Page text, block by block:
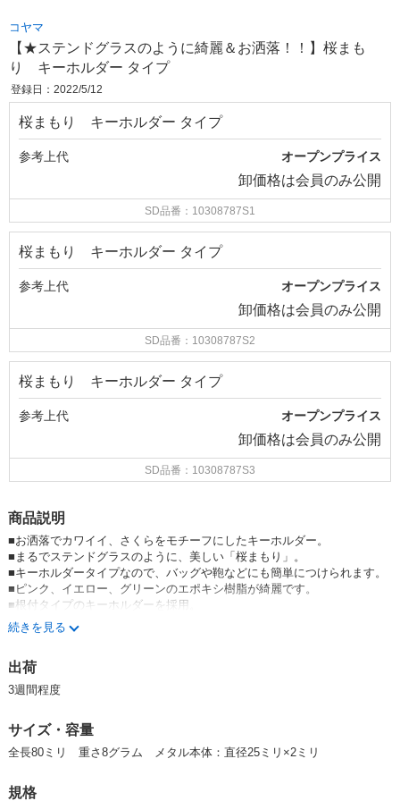
コヤマ
【★ステンドグラスのように綺麗＆お洒落！！】桜まも
り キーホルダー タイプ
登録日：2022/5/12
桜まもり キーホルダー タイプ
参考上代 オープンプライス
卸価格は会員のみ公開
SD品番：10308787S1
桜まもり キーホルダー タイプ
参考上代 オープンプライス
卸価格は会員のみ公開
SD品番：10308787S2
桜まもり キーホルダー タイプ
参考上代 オープンプライス
卸価格は会員のみ公開
SD品番：10308787S3
商品説明
■お洒落でカワイイ、さくらをモチーフにしたキーホルダー。
■まるでステンドグラスのように、美しい「桜まもり」。
■キーホルダータイプなので、バッグや鞄などにも簡単につけられます。
■ピンク、イエロー、グリーンのエポキシ樹脂が綺麗です。
■根付タイプのキーホルダーを採用。
※2026.3.10 新価格になりました。
sFKDFXmOl9Y
続きを見る
出荷
3週間程度
サイズ・容量
全長80ミリ 重さ8グラム メタル本体：直径25ミリ×2ミリ
規格